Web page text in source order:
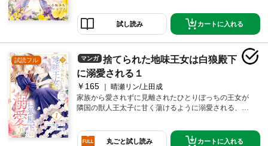
試し読み カートに入れる
試読フル マンガ
捨てられた地味王女は白狼殿下
に溺愛される１
￥165
晴瀬リン/上田成
家族から愛されずに見離されたひとりぼっちの王女が
隣国の獣人王太子に甘く蕩けるように溺愛される、シ
丸ごと試し読み カートに入れる